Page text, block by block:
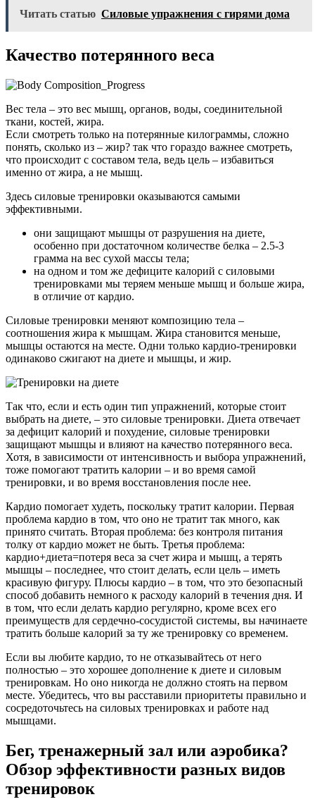
Читать статью Силовые упражнения с гирями дома
Качество потерянного веса
Вес тела – это вес мышц, органов, воды, соединительной
ткани, костей, жира.
Если смотреть только на потерянные килограммы, сложно
понять, сколько из – жир? так что гораздо важнее смотреть,
что происходит с составом тела, ведь цель – избавиться
именно от жира, а не мышц.
Здесь силовые тренировки оказываются самыми
эффективными.
они защищают мышцы от разрушения на диете,
особенно при достаточном количестве белка – 2.5-3
грамма на вес сухой массы тела;
на одном и том же дефиците калорий с силовыми
тренировками мы теряем меньше мышц и больше жира,
в отличие от кардио.
Силовые тренировки меняют композицию тела –
соотношения жира к мышцам. Жира становится меньше,
мышцы остаются на месте. Одни только кардио-тренировки
одинаково сжигают на диете и мышцы, и жир.
Так что, если и есть один тип упражнений, которые стоит
выбрать на диете, – это силовые тренировки. Диета отвечает
за дефицит калорий и похудение, силовые тренировки
защищают мышцы и влияют на качество потерянного веса.
Хотя, в зависимости от интенсивность и выбора упражнений,
тоже помогают тратить калории – и во время самой
тренировки, и во время восстановления после нее.
Кардио помогает худеть, поскольку тратит калории. Первая
проблема кардио в том, что оно не тратит так много, как
принято считать. Вторая проблема: без контроля питания
толку от кардио может не быть. Третья проблема:
кардио+диета=потеря веса за счет жира и мышц, а терять
мышцы – последнее, что стоит делать, если цель – иметь
красивую фигуру. Плюсы кардио – в том, что это безопасный
способ добавить немного к расходу калорий в течения дня. И
в том, что если делать кардио регулярно, кроме всех его
преимуществ для сердечно-сосудистой системы, вы начинаете
тратить больше калорий за ту же тренировку со временем.
Если вы любите кардио, то не отказывайтесь от него
полностью – это хорошее дополнение к диете и силовым
тренировкам. Но оно никогда не должно стоять на первом
месте. Убедитесь, что вы расставили приоритеты правильно и
сосредоточьтесь на силовых тренировках и работе над
мышцами.
Бег, тренажерный зал или аэробика?
Обзор эффективности разных видов
тренировок